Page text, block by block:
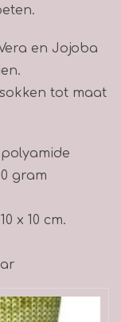
en Jojoba
tot maat
polyamide
gram
x 10 cm.